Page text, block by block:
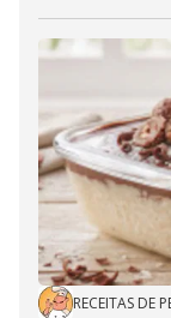
RECEITAS DE